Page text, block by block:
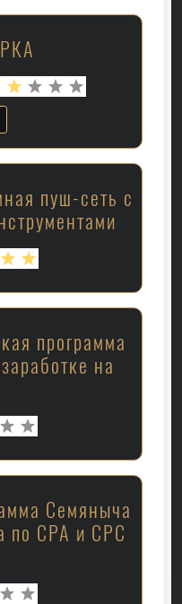
пуш-сеть с
программа
на
Семяныча
CPA и CPC